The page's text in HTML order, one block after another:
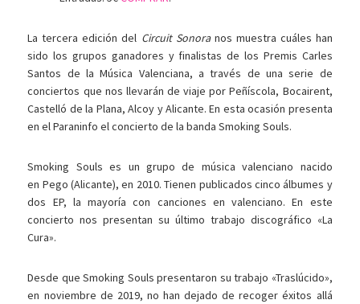
La tercera edición del Circuit Sonora nos muestra cuáles han
sido los grupos ganadores y finalistas de los Premis Carles
Santos de la Música Valenciana, a través de una serie de
conciertos que nos llevarán de viaje por Peñíscola, Bocairent,
Castelló de la Plana, Alcoy y Alicante. En esta ocasión presenta
en el Paraninfo el concierto de la banda Smoking Souls.
Smoking Souls es un grupo de música valenciano nacido
en Pego (Alicante), en 2010. Tienen publicados cinco álbumes y
dos EP, la mayoría con canciones en valenciano. En este
concierto nos presentan su último trabajo discográfico «La
Cura».
Desde que Smoking Souls presentaron su trabajo «Traslúcido»,
en noviembre de 2019, no han dejado de recoger éxitos allá